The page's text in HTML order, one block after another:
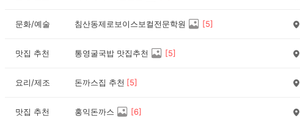
문화/예술 침산동제로보이스보컬전문학원 [5]
맛집 추천 통영굴국밥 맛집추천 [5]
요리/제조 돈까스집 추천 [5]
맛집 추천 홍익돈까스 [6]